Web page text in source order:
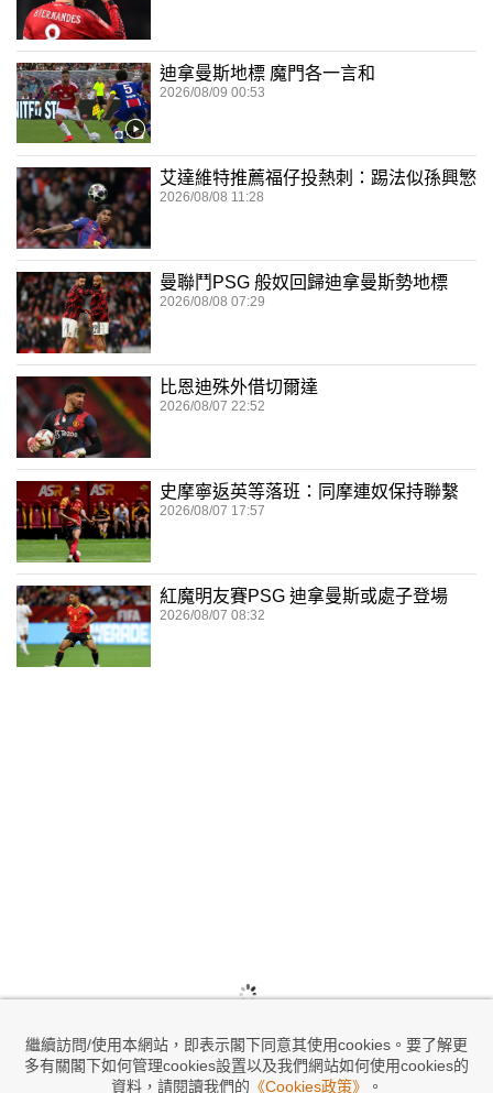
繼續訪問/使用本網站，即表示閣下同意其使用cookies。要了解更
多有關閣下如何管理cookies設置以及我們網站如何使用cookies的
資料，請閱讀我們的 《Cookies政策》 。
迪拿曼斯地標 魔門各一言和
2026/08/09 00:53
艾達維特推薦福仔投熱刺：踢法似孫興慜
2026/08/08 11:28
曼聯鬥PSG 般奴回歸迪拿曼斯勢地標
2026/08/08 07:29
比恩迪殊外借切爾達
2026/08/07 22:52
史摩寧返英等落班：同摩連奴保持聯繫
2026/08/07 17:57
紅魔明友賽PSG 迪拿曼斯或處子登場
2026/08/07 08:32